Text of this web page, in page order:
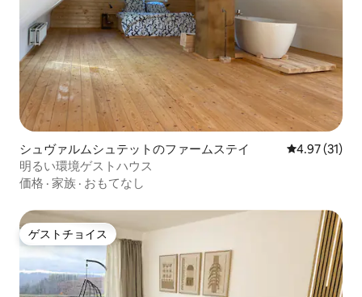
シュヴァルムシュテットのファームステイ レビュー31
4.97 (31)
明るい環境ゲストハウス
価格 · 家族 · おもてなし
ゲストチョイス
ゲストチョイス